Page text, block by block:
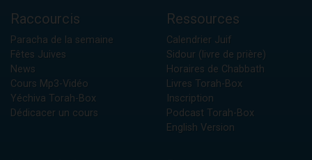
Raccourcis
Paracha de la semaine
Fêtes Juives
News
Cours Mp3-Vidéo
Yéchiva Torah-Box
Dédicacer un cours
Ressources
Calendrier Juif
Sidour (livre de prière)
Horaires de Chabbath
Livres Torah-Box
Inscription
Podcast Torah-Box
English Version